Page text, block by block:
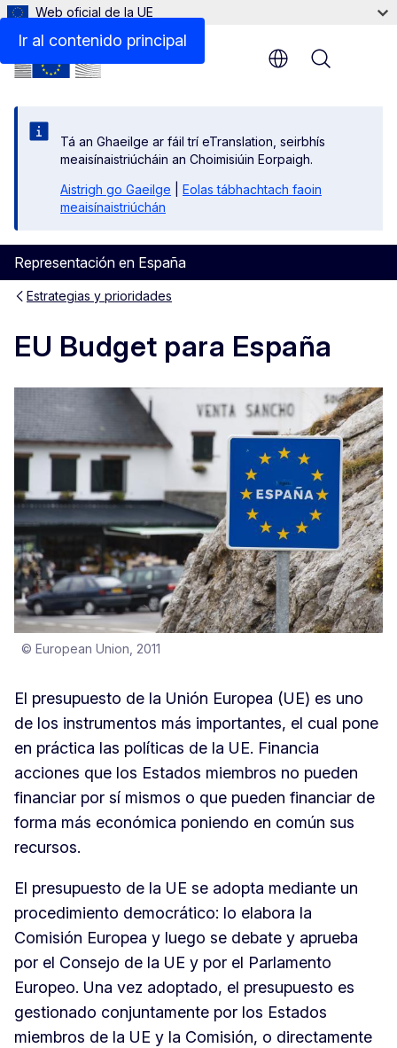
Ir al contenido principal
Web oficial de la UE
Tá an Ghaeilge ar fáil trí eTranslation, seirbhís
meaisínaistriúcháin an Choimisiúin Eorpaigh.
Aistrigh go Gaeilge
Eolas tábhachtach faoin
meaisínaistriúchán
Representación en España
Menu
Estrategias y prioridades
EU Budget para España
El presupuesto de la Unión Europea (UE) es uno
de los instrumentos más importantes, el cual pone
en práctica las políticas de la UE. Financia
acciones que los Estados miembros no pueden
financiar por sí mismos o que pueden financiar de
forma más económica poniendo en común sus
recursos.
El presupuesto de la UE se adopta mediante un
procedimiento democrático: lo elabora la
Comisión Europea y luego se debate y aprueba
por el Consejo de la UE y por el Parlamento
Europeo. Una vez adoptado, el presupuesto es
gestionado conjuntamente por los Estados
miembros de la UE y la Comisión, o directamente
© European Union, 2011